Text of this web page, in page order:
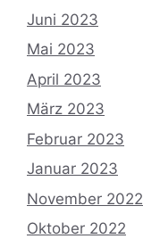
Juni 2023
Mai 2023
April 2023
März 2023
Februar 2023
Januar 2023
November 2022
Oktober 2022